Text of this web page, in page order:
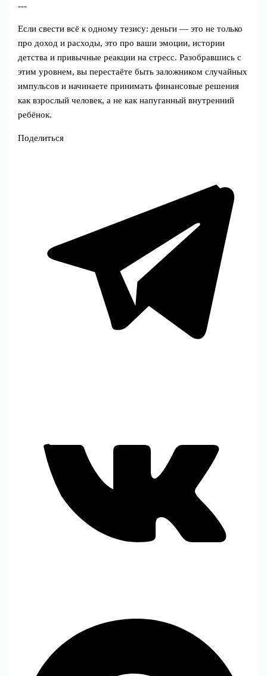
---
Если свести всё к одному тезису: деньги — это не только
про доход и расходы, это про ваши эмоции, истории
детства и привычные реакции на стресс. Разобравшись с
этим уровнем, вы перестаёте быть заложником случайных
импульсов и начинаете принимать финансовые решения
как взрослый человек, а не как напуганный внутренний
ребёнок.
Поделиться